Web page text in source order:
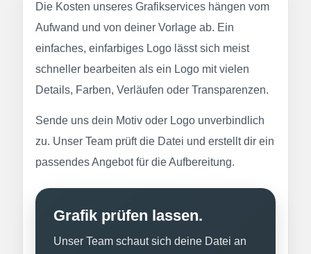
Die Kosten unseres Grafikservices hängen vom
Aufwand und von deiner Vorlage ab. Ein
einfaches, einfarbiges Logo lässt sich meist
schneller bearbeiten als ein Logo mit vielen
Details, Farben, Verläufen oder Transparenzen.
Sende uns dein Motiv oder Logo unverbindlich
zu. Unser Team prüft die Datei und erstellt dir ein
passendes Angebot für die Aufbereitung.
Grafik prüfen lassen.
Unser Team schaut sich deine Datei an